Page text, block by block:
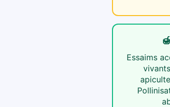
Essaims